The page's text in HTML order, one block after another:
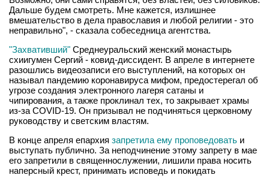
Дальше будем смотреть. Мне кажется, излишнее
вмешательство в дела православия и любой религии - это
неправильно", - сказала собеседница агентства.
"Захвативший" Среднеуральский женский монастырь
схиигумен Сергий - ковид-диссидент. В апреле в интернете
разошлись видеозаписи его выступлений, на которых он
называл пандемию коронавируса мифом, предостерегал об
угрозе создания электронного лагеря сатаны и
чипирования, а также проклинал тех, то закрывает храмы
из-за COVID-19. Он призывал не подчиняться церковному
руководству и светским властям.
В конце апреля епархия запретила ему проповедовать и
выступать публично. За неподчинение этому запрету в мае
его запретили в священнослужении, лишили права носить
наперсный крест, принимать исповедь и покидать